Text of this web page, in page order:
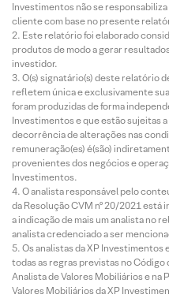
Investimentos não se
cliente com base no presente
Este relatório foi elaborado
produtos de modo a gerar
investidor.
O(s) signatário(s) deste relatório
refletem única e exclusivamente
foram produzidas de forma
Investimentos e que estão sujeitas
decorrência de alterações nas
remuneração(es) é(são)
provenientes dos negócios e
Investimentos.
O analista responsável pelo
da Resolução CVM nº 20/2021 está
a indicação de mais um analista no
analista credenciado a ser
Os analistas da XP
todas as regras previstas no Código
Analista de Valores Mobiliários e na
Valores Mobiliários da XP